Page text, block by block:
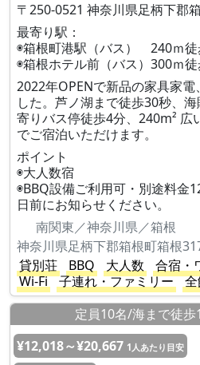
〒250-0521 神奈川県足柄下郡
最寄り駅：
◉箱根町港駅（バス） 240ｍ徒
◉箱根ホテル前（バス）300ｍ
2022年OPENで新品の家具家電
した。芦ノ湖まで徒歩30秒、
寄りバス停徒歩4分、240m² 広
でご宿泊いただけます。
ポイント
◉大人数宿
◉BBQ設備ご利用可・別途料金
日前にお知らせください。
南関東／神奈川県／箱根
神奈川県足柄下郡箱根町箱根
貸別荘
BBQ 大人数
合宿・
Wi-Fi
子連れ・ファミリー
定員10名/海まで徒
¥12,018～¥20,667 1人あたり目安